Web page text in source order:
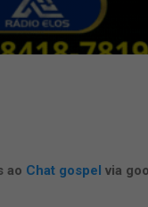
ao Chat gospel via